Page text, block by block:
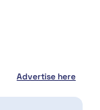
Advertise here